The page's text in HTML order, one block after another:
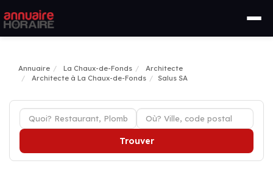
Annuaire La Chaux-de-Fonds
Architecte
Architecte à La Chaux-de-Fonds
Salus SA
Trouver